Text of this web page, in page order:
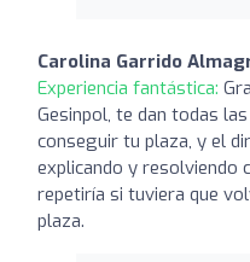
Carolina Garrido
Experiencia fantástica:
Gesinpol, te dan todas
conseguir tu plaza, y el
explicando y resolviendo
repetiría si tuviera que
plaza.